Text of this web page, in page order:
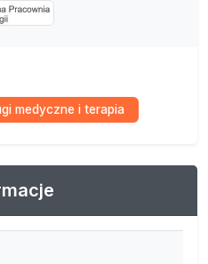
medyczne i terapia